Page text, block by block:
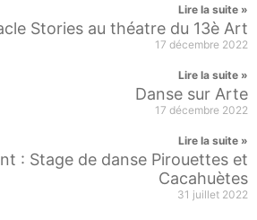
Lire la suite »
Stories au théatre du 13è Art
17 décembre 2022
Lire la suite »
Danse sur Arte
17 décembre 2022
Lire la suite »
: Stage de danse Pirouettes et
Cacahuètes
31 juillet 2022